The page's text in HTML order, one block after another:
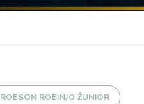
ROBSON ROBINJO ŽUNIOR